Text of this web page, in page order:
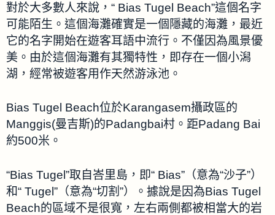
對於大多數人來說，“ Bias Tugel Beach”這個名字
可能陌生。這個海灘確實是一個隱藏的海灘，最近
它的名字開始在遊客耳語中流行。不僅因為風景優
美。由於這個海灘有其獨特性，即存在一個小潟
湖，經常被遊客用作天然游泳池。
Bias Tugel Beach位於Karangasem攝政區的
Manggis(曼吉斯)的Padangbai村。距Padang Bai
約500米。
“Bias Tugel”取自峇里島，即“ Bias”（意為“沙子”）
和“ Tugel”（意為“切割”）。據說是因為Bias Tugel
Beach的區域不是很寬，左右兩側都被相當大的岩